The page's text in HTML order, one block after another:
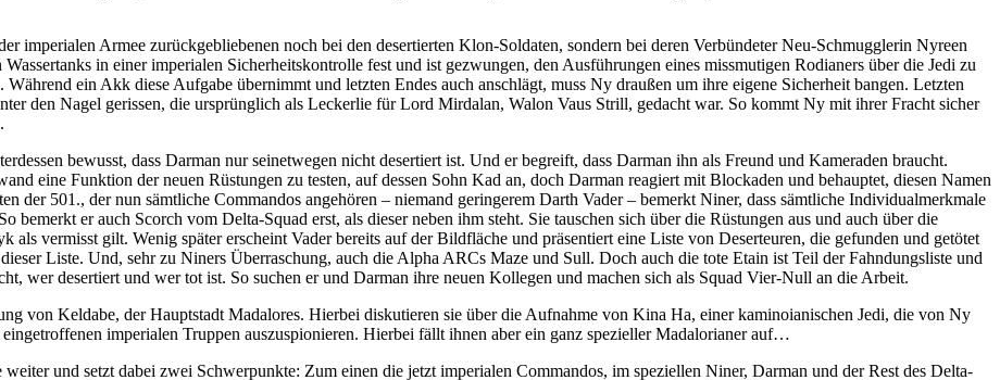
imperialen Armee zurückgebliebenen noch bei den desertierten Klon-Soldaten, sondern bei deren Verbündeter Neu-Schmugglerin Nyreen
in einer imperialen Sicherheitskontrolle fest und ist gezwungen, den Ausführungen eines missmutigen Rodianers über die Jedi zu
ein Akk diese Aufgabe übernimmt und letzten Endes auch anschlägt, muss Ny draußen um ihre eigene Sicherheit bangen. Letzten
den Nagel gerissen, die ursprünglich als Leckerlie für Lord Mirdalan, Walon Vaus Strill, gedacht war. So kommt Ny mit ihrer Fracht sicher
bewusst, dass Darman nur seinetwegen nicht desertiert ist. Und er begreift, dass Darman ihn als Freund und Kameraden braucht.
eine Funktion der neuen Rüstungen zu testen, auf dessen Sohn Kad an, doch Darman reagiert mit Blockaden und behauptet, diesen Namen
der 501., der nun sämtliche Commandos angehören – niemand geringerem Darth Vader – bemerkt Niner, dass sämtliche Individualmerkmale
bemerkt er auch Scorch vom Delta-Squad erst, als dieser neben ihm steht. Sie tauschen sich über die Rüstungen aus und auch über die
als vermisst gilt. Wenig später erscheint Vader bereits auf der Bildfläche und präsentiert eine Liste von Deserteuren, die gefunden und getötet
Liste. Und, sehr zu Niners Überraschung, auch die Alpha ARCs Maze und Sull. Doch auch die tote Etain ist Teil der Fahndungsliste und
wer desertiert und wer tot ist. So suchen er und Darman ihre neuen Kollegen und machen sich als Squad Vier-Null an die Arbeit.
von Keldabe, der Hauptstadt Madalores. Hierbei diskutieren sie über die Aufnahme von Kina Ha, einer kaminoianischen Jedi, die von Ny
imperialen Truppen auszuspionieren. Hierbei fällt ihnen aber ein ganz spezieller Madalorianer auf…
weiter und setzt dabei zwei Schwerpunkte: Zum einen die jetzt imperialen Commandos, im speziellen Niner, Darman und der Rest des Delta-